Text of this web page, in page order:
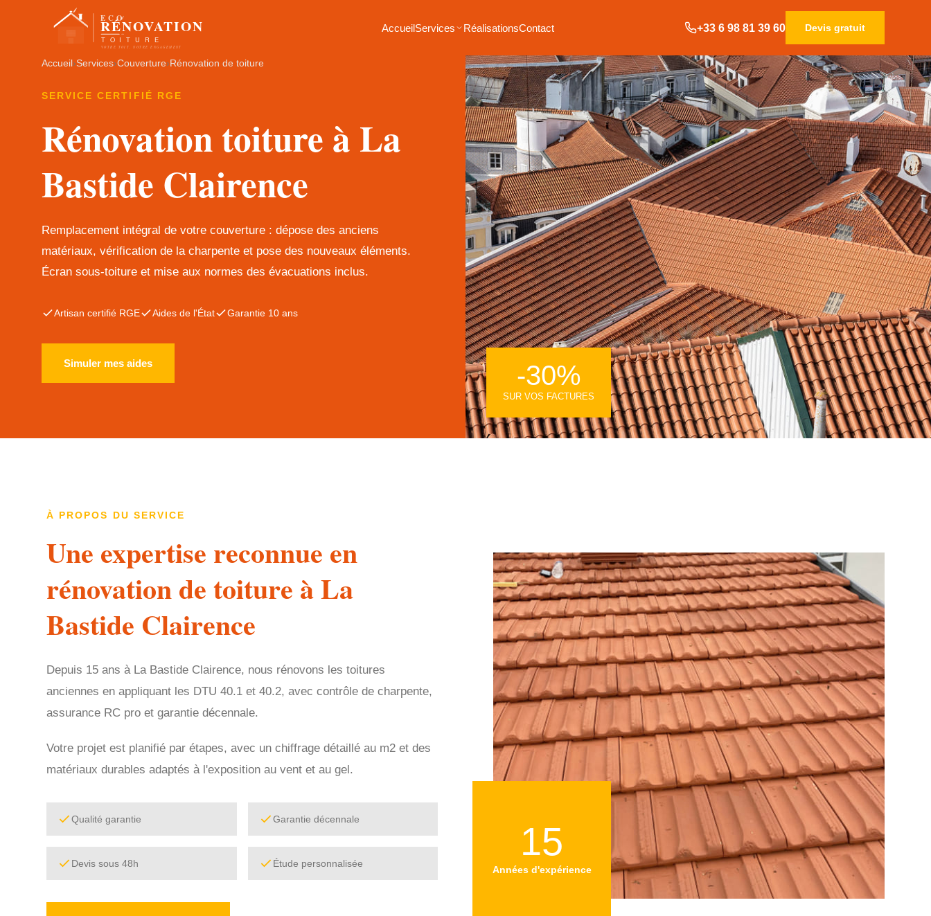
AccueilServices RéalisationsContact +33 6 98 81 39 60 Devis gratuit
Accueil ›Services›Couverture› Rénovation de toiture
SERVICE CERTIFIÉ RGE
Rénovation toiture à La
Bastide Clairence
Remplacement intégral de votre couverture : dépose des anciens
matériaux, vérification de la charpente et pose des nouveaux éléments.
Écran sous-toiture et mise aux normes des évacuations inclus.
Artisan certifié RGE Aides de l'État Garantie 10 ans
Simuler mes aides -30%
SUR VOS FACTURES
À PROPOS DU SERVICE
Une expertise reconnue en
rénovation de toiture à La
Bastide Clairence
Depuis 15 ans à La Bastide Clairence, nous rénovons les toitures
anciennes en appliquant les DTU 40.1 et 40.2, avec contrôle de charpente,
assurance RC pro et garantie décennale.
Votre projet est planifié par étapes, avec un chiffrage détaillé au m2 et des
matériaux durables adaptés à l'exposition au vent et au gel.
Qualité garantie Garantie décennale
Devis sous 48h Étude personnalisée
15
Années d'expérience